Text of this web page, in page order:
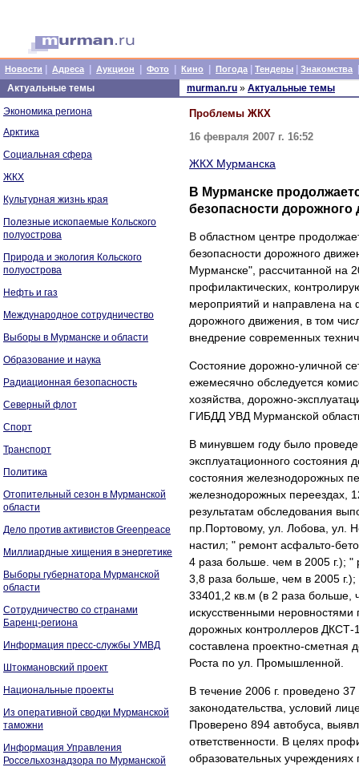
Новости Адреса Аукцион Фото Кино Погода Тендеры Знакомства
Актуальные темы
Экономика региона
Арктика
Социальная сфера
ЖКХ
Культурная жизнь края
Полезные ископаемые Кольского
полуострова
Природа и экология Кольского
полуострова
Нефть и газ
Международное сотрудничество
Выборы в Мурманске и области
Образование и наука
Радиационная безопасность
Северный флот
Спорт
Транспорт
Политика
Отопительный сезон в Мурманской
области
Дело против активистов Greenpeace
Миллиардные хищения в энергетике
Выборы губернатора Мурманской
области
Сотрудничество со странами
Баренц-региона
Информация пресс-службы УМВД
Штокмановский проект
Национальные проекты
Из оперативной сводки Мурманской
таможни
Информация Управления
Россельхознадзора по Мурманской
murman.ru » Актуальные темы
Проблемы ЖКХ
16 февраля 2007 г. 16:52
ЖКХ Мурманска
В Мурманске
безопасности дорожного
В областном центре
безопасности дорожного
Мурманске", рассчитанной на
профилактических,
мероприятий и направлена на
дорожного движения, в том
внедрение современных
Состояние дорожно-уличной
ежемесячно обследуется
хозяйства, дорожно-
ГИБДД УВД Мурманской
В минувшем году было
эксплуатационного состояния
состояния железнодорожных
железнодорожных переездах,
результатам обследования
пр.Портовому, ул. Лобова, ул.
настил; " ремонт асфальто-
4 раза больше. чем в 2005 г.);
3,8 раза больше, чем в 2005
33401,2 кв.м (в 2 раза больше,
искусственными
дорожных контроллеров ДКСТ-
составлена проектно-сметная
Роста по ул. Промышленной.
В течение 2006 г. проведено
законодательства, условий
Проверено 894 автобуса,
ответственности. В целях
образовательных